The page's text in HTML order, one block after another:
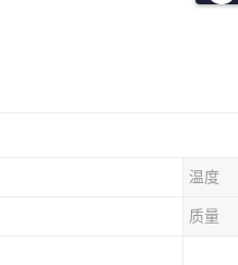
温度
质量